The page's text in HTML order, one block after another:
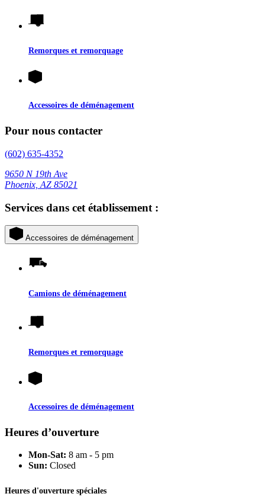
Remorques et remorquage
Accessoires de déménagement
Pour nous contacter
(602) 635-4352
9650 N 19th Ave
Phoenix, AZ 85021
Services dans cet établissement :
Accessoires de déménagement
Camions de déménagement
Remorques et remorquage
Accessoires de déménagement
Heures d’ouverture
Mon-Sat: 8 am - 5 pm
Sun: Closed
Heures d'ouverture spéciales